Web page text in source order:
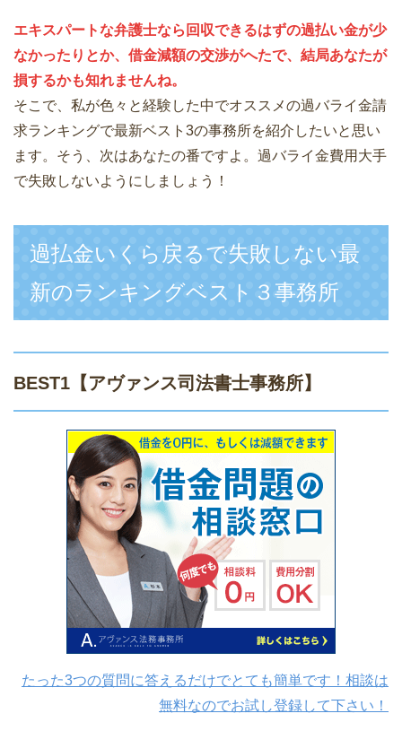
エキスパートな弁護士なら回収できるはずの過払い金が少
なかったりとか、借金減額の交渉がへたで、結局あなたが
損するかも知れませんね。
そこで、私が色々と経験した中でオススメの過バライ金請
求ランキングで最新ベスト3の事務所を紹介したいと思い
ます。そう、次はあなたの番ですよ。過バライ金費用大手
で失敗しないようにしましょう！
過払金いくら戻るで失敗しない最
新のランキングベスト３事務所
BEST1 【アヴァンス司法書士事務所】
たった3つの質問に答えるだけでとても簡単です！相談は
無料なのでお試し登録して下さい！